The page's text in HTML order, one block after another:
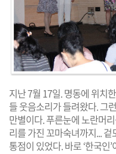
지난 7월 17일. 명동에 위치
들 웃음소리가 들려왔다. 그
만별이다. 푸른눈에 노란머
리를 가진 꼬마숙녀까지...
통점이 있었다. 바로 ‘한국인